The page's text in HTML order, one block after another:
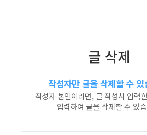
글 삭제
작성자만 글을 삭제할 수 있
작성자 본인이라면, 글 작성시 입력
입력하여 글을 삭제할 수 있